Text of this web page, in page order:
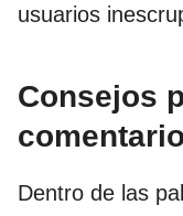
usuarios
Consejos
Dentro de las